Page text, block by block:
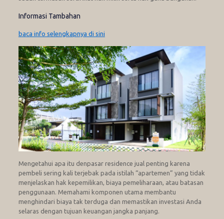
Informasi Tambahan
baca info selengkapnya di sini
Mengetahui apa itu denpasar residence jual penting karena
pembeli sering kali terjebak pada istilah “apartemen” yang tidak
menjelaskan hak kepemilikan, biaya pemeliharaan, atau batasan
penggunaan. Memahami komponen utama membantu
menghindari biaya tak terduga dan memastikan investasi Anda
selaras dengan tujuan keuangan jangka panjang.